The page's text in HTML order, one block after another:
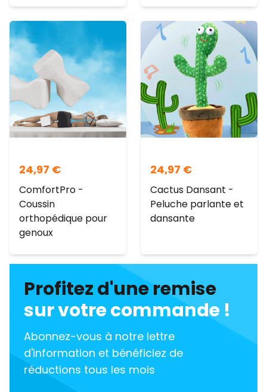
24,97 €
ComfortPro -
Coussin
orthopédique pour
genoux
24,97 €
Cactus Dansant -
Peluche parlante et
dansante
Profitez d'une remise
sur votre commande !
Abonnez-vous à notre lettre
d'information et bénéficiez de
réductions tous les mois